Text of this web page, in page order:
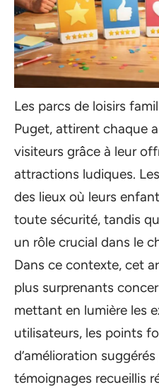
Les parcs de loisirs
Puget, attirent chaque
visiteurs grâce à leur
attractions ludiques.
des lieux où leurs
toute sécurité, tandis
un rôle crucial dans le
Dans ce contexte, cet
plus surprenants
mettant en lumière les
utilisateurs, les points
d’amélioration
témoignages recueillis